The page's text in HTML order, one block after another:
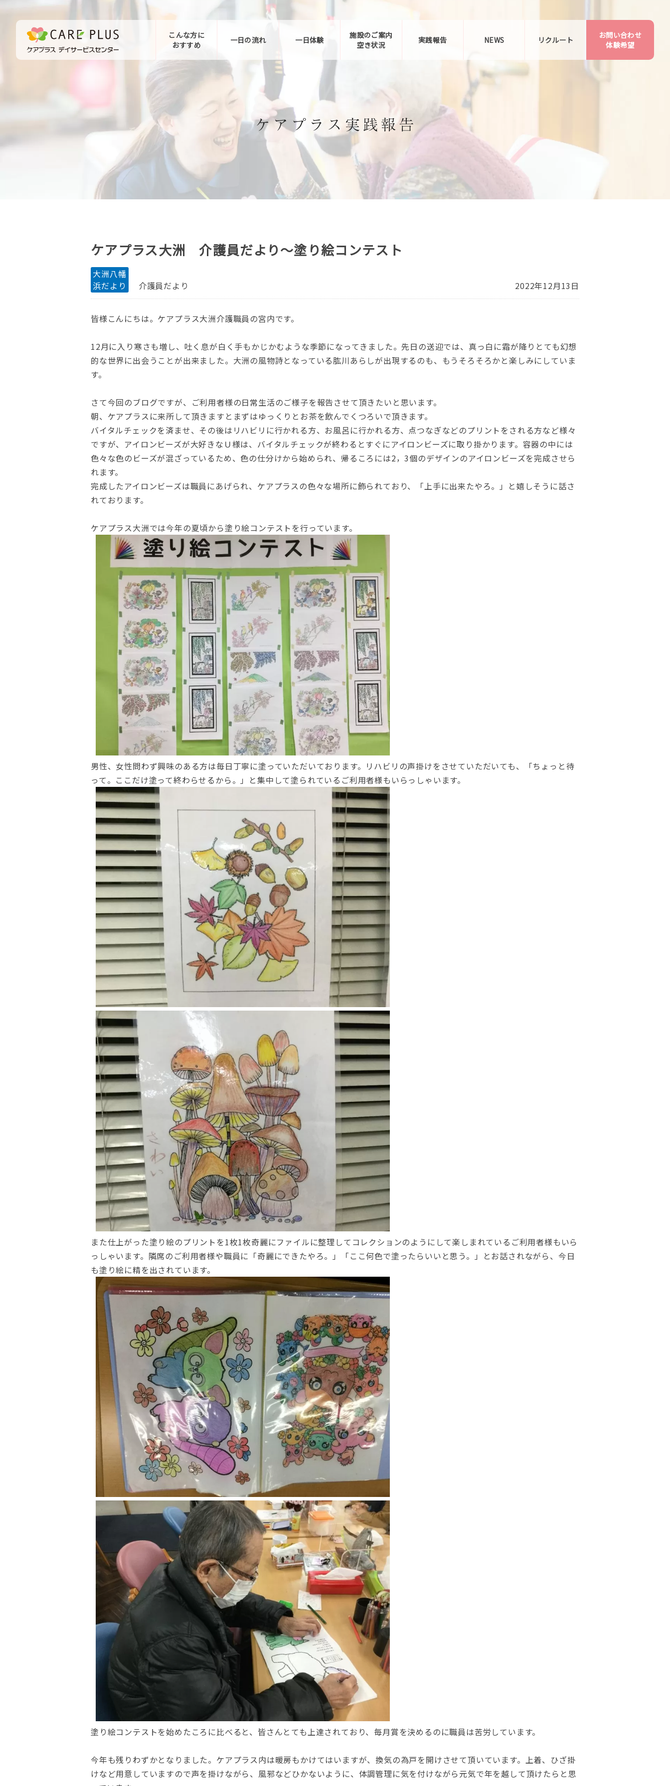
こんな方に
おすすめ
一日の流れ 一日体験
施設のご案内
空き状況
実践報告 NEWS リクルート
お問い合わせ
お問い合わせ
体験希望
ケアプラス大洲 介護員だより～塗り絵コンテスト
大洲八幡
浜だより
介護員だより 2022年12月13日
皆様こんにちは。ケアプラス大洲介護職員の宮内です。
12月に入り寒さも増し、吐く息が白く手もかじかむような季節になってきました。先日の送迎では、真っ白に霜が降りとても幻想
的な世界に出会うことが出来ました。大洲の風物詩となっている肱川あらしが出現するのも、もうそろそろかと楽しみにしていま
す。
さて今回のブログですが、ご利用者様の日常生活のご様子を報告させて頂きたいと思います。
朝、ケアプラスに来所して頂きますとまずはゆっくりとお茶を飲んでくつろいで頂きます。
バイタルチェックを済ませ、その後はリハビリに行かれる方、お風呂に行かれる方、点つなぎなどのプリントをされる方など様々
ですが、アイロンビーズが大好きなＵ様は、バイタルチェックが終わるとすぐにアイロンビーズに取り掛かります。容器の中には
色々な色のビーズが混ざっているため、色の仕分けから始められ、帰るころには2，3個のデザインのアイロンビーズを完成させら
れます。
完成したアイロンビーズは職員にあげられ、ケアプラスの色々な場所に飾られており、「上手に出来たやろ。」と嬉しそうに話さ
れております。
ケアプラス大洲では今年の夏頃から塗り絵コンテストを行っています。
男性、女性問わず興味のある方は毎日丁寧に塗っていただいております。リハビリの声掛けをさせていただいても、「ちょっと待
って。ここだけ塗って終わらせるから。」と集中して塗られているご利用者様もいらっしゃいます。
また仕上がった塗り絵のプリントを1枚1枚奇麗にファイルに整理してコレクションのようにして楽しまれているご利用者様もいら
っしゃいます。隣席のご利用者様や職員に「奇麗にできたやろ。」「ここ何色で塗ったらいいと思う。」とお話されながら、今日
も塗り絵に精を出されています。
塗り絵コンテストを始めたころに比べると、皆さんとても上達されており、毎月賞を決めるのに職員は苦労しています。
今年も残りわずかとなりました。ケアプラス内は暖房もかけてはいますが、換気の為戸を開けさせて頂いています。上着、ひざ掛
けなど用意していますので声を掛けながら、風邪などひかないように、体調管理に気を付けながら元気で年を越して頂けたらと思